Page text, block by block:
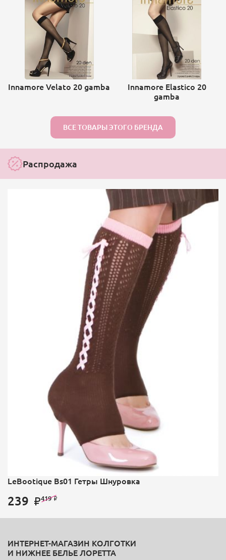
Innamore Velato 20 gamba
Innamore Elastico 20
gamba
ВСЕ ТОВАРЫ ЭТОГО БРЕНДА
Распродажа
LeBootique Bs01 Гетры Шнуровка
239 419
ИНТЕРНЕТ-МАГАЗИН КОЛГОТКИ
И НИЖНЕЕ БЕЛЬЕ ЛОРЕТТА